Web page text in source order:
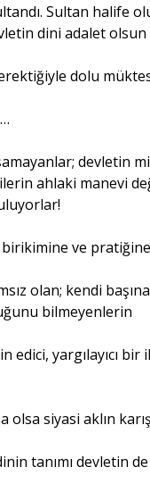
Sultan halife
dini adalet
dolu
devletin
ahlaki manevi
birikimine ve
olan; kendi
bilmeyenlerin
edici, yargılayıcı
siyasi aklın
tanımı devletin de